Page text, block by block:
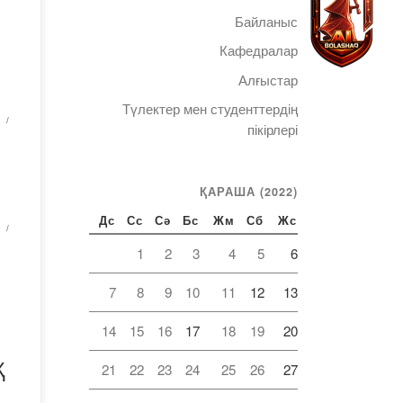
Байланыс
Кафедралар
Алғыстар
Түлектер мен студенттердің
пікірлері
ҚАРАША (2022)
Дс Сс Сә Бс Жм Сб Жс
1 2 3 4 5 6
7 8 9 10 11 12 13
14 15 16 17 18 19 20
21 22 23 24 25 26 27
Telegram